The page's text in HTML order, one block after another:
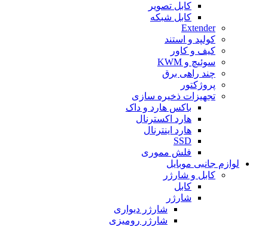
کابل تصویر
کابل شبکه
Extender
کولپد و استند
کیف و کاور
سوئیچ و KWM
چند راهی برق
پروژکتور
تجهیزات ذخیره سازی
باکس هارد و داک
هارد اکسترنال
هارد اینترنال
SSD
فلش مموری
لوازم جانبی موبایل
کابل و شارژر
کابل
شارژر
شارژر دیواری
شارژر رومیزی